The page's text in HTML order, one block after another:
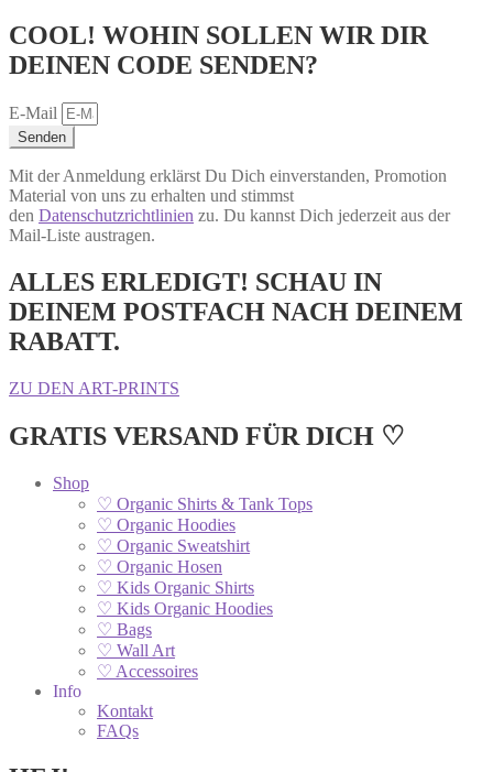
COOL! WOHIN SOLLEN WIR DIR
DEINEN CODE SENDEN?
E-Mail
Senden
Mit der Anmeldung erklärst Du Dich einverstanden, Promotion
Material von uns zu erhalten und stimmst
den Datenschutzrichtlinien zu. Du kannst Dich jederzeit aus der
Mail-Liste austragen.
ALLES ERLEDIGT! SCHAU IN
DEINEM POSTFACH NACH DEINEM
RABATT.
ZU DEN ART-PRINTS
GRATIS VERSAND FÜR DICH ♡
Shop
♡ Organic Shirts & Tank Tops
♡ Organic Hoodies
♡ Organic Sweatshirt
♡ Organic Hosen
♡ Kids Organic Shirts
♡ Kids Organic Hoodies
♡ Bags
♡ Wall Art
♡ Accessoires
Info
Kontakt
FAQs